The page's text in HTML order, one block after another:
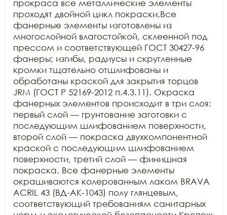
прокраса все металлические элементы
проходят двойной цикл покраски.Все
фанерные элементы изготовлены из
многослойной влагостойкой, склеенной под
прессом и соответствующей ГОСТ 30427-96
фанеры; изгибы, радиусы и скругленные
кромки тщательно отшлифованы и
обработаны краской для закрытия торцов
JRM (ГОСТ Р 52169-2012 п.4.3.11). Окраска
фанерных элементов происходит в три слоя:
первый слой — грунтование заготовки с
последующим шлифованием поверхности,
второй слой — покраска двухкомпонентной
краской с последующим шлифованием
поверхности, третий слой — финишная
покраска. Все фанерные элементы
окрашиваются колерованным лаком BRAVA
ACRIL 43 (ВД-АК-1043) полу глянцевым,
соответствующий требованиям санитарных